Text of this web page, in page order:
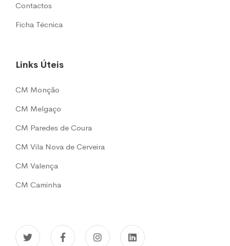
Contactos
Ficha Técnica
Links Úteis
CM Monção
CM Melgaço
CM Paredes de Coura
CM Vila Nova de Cerveira
CM Valença
CM Caminha